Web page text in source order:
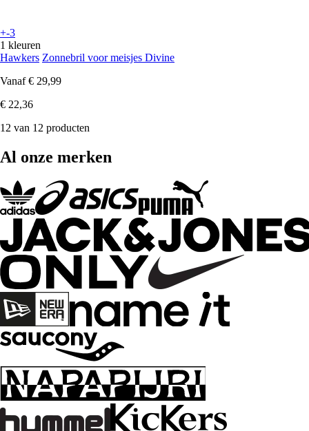
+-3
1 kleuren
Hawkers Zonnebril voor meisjes Divine
Vanaf € 29,99
€ 22,36
12 van 12 producten
Al onze merken